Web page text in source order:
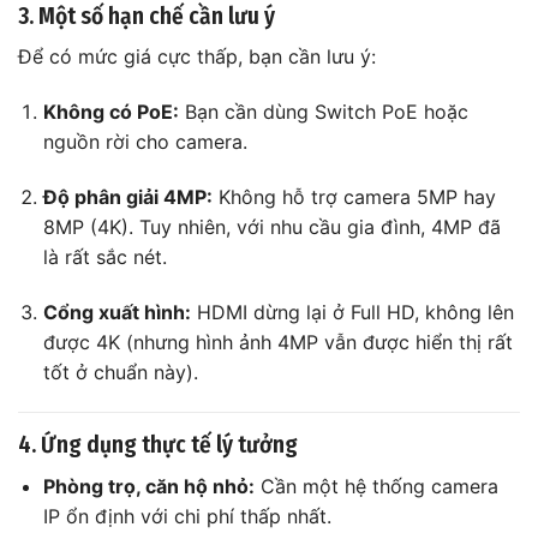
3. Một số hạn chế cần lưu ý
Để có mức giá cực thấp, bạn cần lưu ý:
Không có PoE: Bạn cần dùng Switch PoE hoặc
nguồn rời cho camera.
Độ phân giải 4MP: Không hỗ trợ camera 5MP hay
8MP (4K). Tuy nhiên, với nhu cầu gia đình, 4MP đã
là rất sắc nét.
Cổng xuất hình: HDMI dừng lại ở Full HD, không lên
được 4K (nhưng hình ảnh 4MP vẫn được hiển thị rất
tốt ở chuẩn này).
4. Ứng dụng thực tế lý tưởng
Phòng trọ, căn hộ nhỏ: Cần một hệ thống camera
IP ổn định với chi phí thấp nhất.